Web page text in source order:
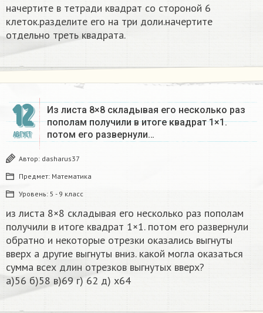
начертите в тетради квадрат со стороной 6
клеток.разделите его на три доли.начертите
отдельно треть квадрата.
12
АВГУСТ
Из листа 8×8 складывая его несколько раз
пополам получили в итоге квадрат 1×1.
потом его развернули…
Автор: dasharus37
Предмет: Математика
Уровень: 5 - 9 класс
из листа 8×8 складывая его несколько раз пополам
получили в итоге квадрат 1×1. потом его развернули
обратно и некоторые отрезки оказались выгнуты
вверх а другие выгнуты вниз. какой могла оказаться
сумма всех длин отрезков выгнутых вверх?
а)56 б)58 в)69 г) 62 д) х64​